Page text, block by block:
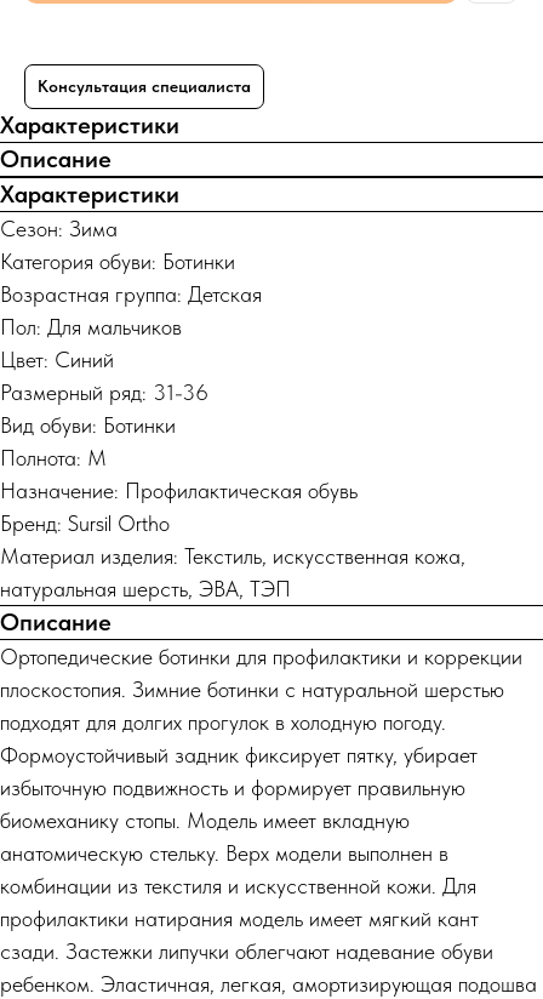
Консультация специалиста
Характеристики
Описание
Характеристики
Сезон: Зима
Категория обуви: Ботинки
Возрастная группа: Детская
Пол: Для мальчиков
Цвет: Синий
Размерный ряд: 31-36
Вид обуви: Ботинки
Полнота: M
Назначение: Профилактическая обувь
Бренд: Sursil Ortho
Материал изделия: Текстиль, искусственная кожа,
натуральная шерсть, ЭВА, ТЭП
Описание
Ортопедические ботинки для профилактики и коррекции
плоскостопия. Зимние ботинки с натуральной шерстью
подходят для долгих прогулок в холодную погоду.
Формоустойчивый задник фиксирует пятку, убирает
избыточную подвижность и формирует правильную
биомеханику стопы. Модель имеет вкладную
анатомическую стельку. Верх модели выполнен в
комбинации из текстиля и искусственной кожи. Для
профилактики натирания модель имеет мягкий кант
сзади. Застежки липучки облегчают надевание обуви
ребенком. Эластичная, легкая, амортизирующая подошва